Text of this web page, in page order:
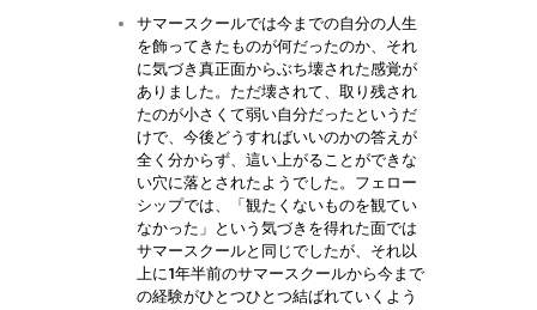
サマースクールでは今までの自分の人生
を飾ってきたものが何だったのか、それ
に気づき真正面からぶち壊された感覚が
ありました。ただ壊されて、取り残され
たのが小さくて弱い自分だったというだ
けで、今後どうすればいいのかの答えが
全く分からず、這い上がることができな
い穴に落とされたようでした。フェロー
シップでは、「観たくないものを観てい
なかった」という気づきを得れた面では
サマースクールと同じでしたが、それ以
上に1年半前のサマースクールから今まで
の経験がひとつひとつ結ばれていくよう